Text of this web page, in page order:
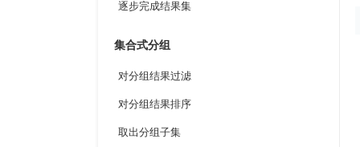
逐步完成结果集
集合式分组
对分组结果过滤
对分组结果排序
取出分组子集